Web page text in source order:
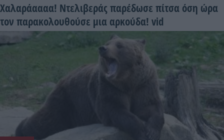
Χαλαράαααα! Ντελιβεράς παρέδωσε πίτσα όση ώρα
τον παρακολουθούσε μια αρκούδα! vid